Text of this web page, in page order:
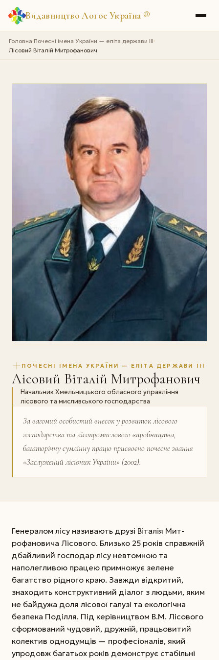
Видавництво Логос Україна ®
Головна›Почесні імена України — еліта держави III›
Лісовий Віталій Митрофанович
ПОЧЕСНІ ІМЕНА УКРАЇНИ — ЕЛІТА ДЕРЖАВИ III
Лісовий Віталій Митрофанович
Начальник Хмельницького обласного управління
лісового та мисливського господарства
За вагомий особистий внесок у розвиток лісового
господарства та лісопромислового виробництва,
багаторічну сумлінну працю присвоєно почесне звання
«Заслужений лісівник України» (2002).
Генералом лісу називають друзі Віталія Мит­
рофановича Лісового. Близько 25 років справж­ній
дбайливий господар лісу невтомною та
наполегливою працею примножує зелене
багатство рідного краю. Завжди відкритий,
знаходить конструктивний діалог з людьми, яким
не байдужа доля лісової галузі та екологічна
безпека Поділля. Під керівництвом В.М. Лісового
сформований чудовий, дружній, працьовитий
колектив однодумців — професіоналів, який
упродовж багатьох років демонструє стабільні